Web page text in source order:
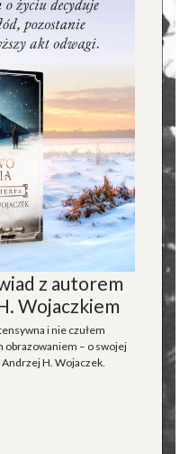
z autorem
Wojaczkiem
i nie czułem
obrazowaniem – o swojej
H. Wojaczek.